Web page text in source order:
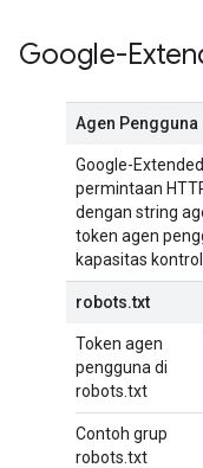
Google-
Agen
Google-
permintaan
dengan string
token agen
kapasitas kontrol.
robots.txt
Token agen
pengguna di
robots.txt
Contoh grup
robots.txt